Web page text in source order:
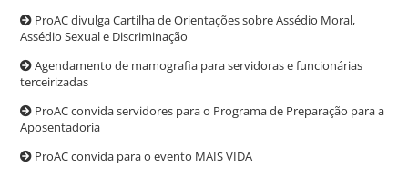
ProAC divulga Cartilha de Orientações sobre Assédio Moral,
Assédio Sexual e Discriminação
Agendamento de mamografia para servidoras e funcionárias
terceirizadas
ProAC convida servidores para o Programa de Preparação para a
Aposentadoria
ProAC convida para o evento MAIS VIDA